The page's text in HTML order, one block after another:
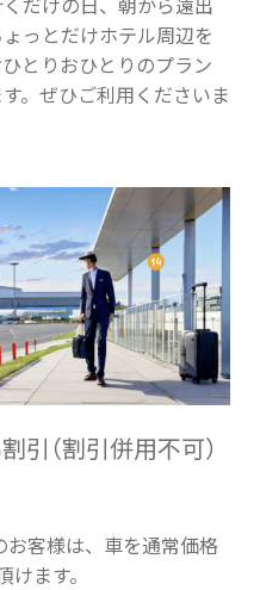
っとだけホテル周辺を
とりおひとりのプラン
。ぜひご利用くださいま
引（割引併用不可）
客様は、車を通常価格
ます。